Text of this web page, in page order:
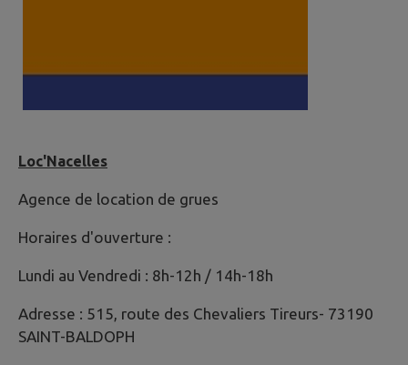
Loc'Nacelles
Agence de location de grues
Horaires d'ouverture :
Lundi au Vendredi : 8h-12h / 14h-18h
Adresse : 515, route des Chevaliers Tireurs- 73190
SAINT-BALDOPH